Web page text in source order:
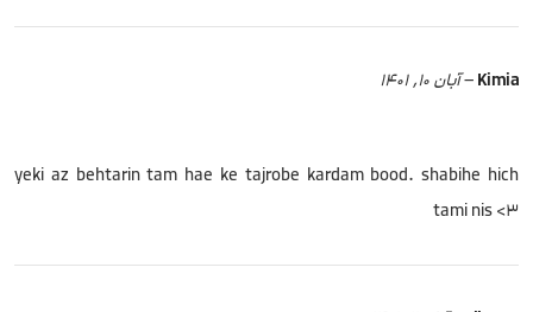
Kimia
–آبان 10, 1401
yeki az behtarin tam hae ke tajrobe kardam bood. shabihe hich
tami nis <3